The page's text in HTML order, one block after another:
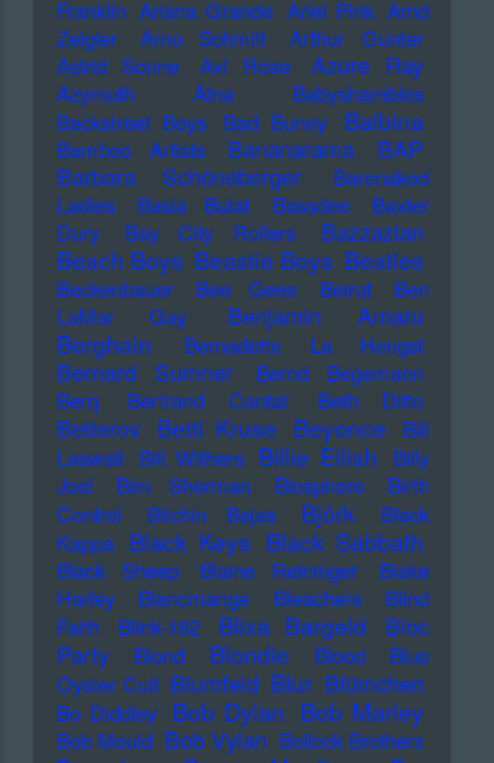
Franklin Ariana Grande Ariel Pink Arnd
Zeigler
Arno Schmitt
Arthur Gunter
Astrid Sonne
Axl Rose Azure Ray
Azymuth Ätna
Babyshambles
Backstreet Boys
Bad Bunny Balbina
Bamboo Artists Bananarama
BAP
Barbara Schöneberger
Barenaked
Ladies
Basia Bulat Bassdee
Baxter
Dury
Bay City Rollers Bazzazian
Beach Boys Beastie Boys Beatles
Beckenbauer Bee Gees Beirut
Ben
LaMar Gay
Benjamin Amaru
Berghain Bernadette La Hengst
Bernard Sumner
Bernd Begemann
Berq
Bertrand Cantat Beth Ditto
Betterov Betti Kruse Beyonce
Bill
Laswell
Bill Withers Billie Eilish
Billy
Joel
Bim Sherman Biosphere
Birth
Control
Bitchin Bajas Björk
Black
Kappa Black Keys Black Sabbath
Black Sheep Blaine Reininger
Blake
Harley
Blancmange Bleachers
Blind
Faith
Blink-182 Blixa Bargeld
Bloc
Party
Blond Blondie Blood
Blue
Oyster Cult Blumfeld Blur Blümchen
Bo Diddley Bob Dylan Bob Marley
Bob Mould Bob Vylan Bollock Brothers